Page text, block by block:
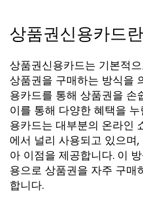
상품권신용카드
상품권신용카드는 기본적
상품권을 구매하는 방식을
용카드를 통해 상품권을 손
이를 통해 다양한 혜택을
용카드는 대부분의 온라인
에서 널리 사용되고 있으며
아 이점을 제공합니다. 이
용으로 상품권을 자주 구매
합니다.